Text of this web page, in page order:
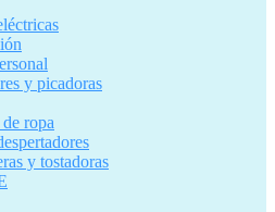
y picadoras
ropa
y tostadoras